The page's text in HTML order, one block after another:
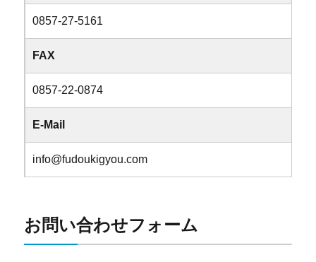
0857-27-5161
FAX
0857-22-0874
E-Mail
info@fudoukigyou.com
お問い合わせフォーム